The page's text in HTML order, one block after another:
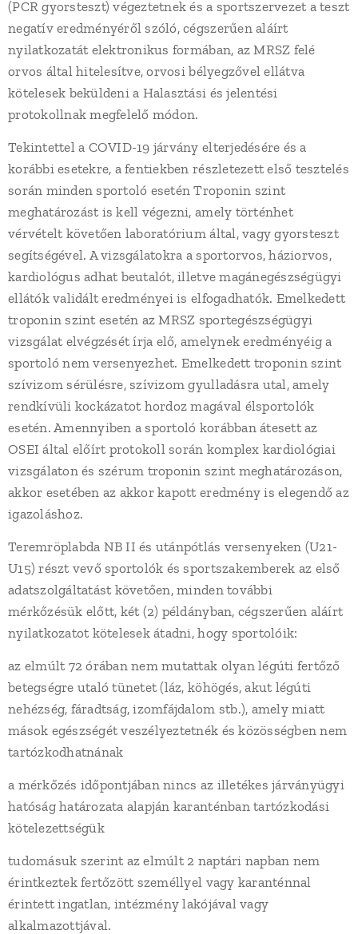
(PCR gyorsteszt) végeztetnek és a sportszervezet a teszt
negatív eredményéről szóló, cégszerűen aláírt
nyilatkozatát elektronikus formában, az MRSZ felé
orvos által hitelesítve, orvosi bélyegzővel ellátva
kötelesek beküldeni a Halasztási és jelentési
protokollnak megfelelő módon.
Tekintettel a COVID-19 járvány elterjedésére és a
korábbi esetekre, a fentiekben részletezett első tesztelés
során minden sportoló esetén Troponin szint
meghatározást is kell végezni, amely történhet
vérvételt követően laboratórium által, vagy gyorsteszt
segítségével. A vizsgálatokra a sportorvos, háziorvos,
kardiológus adhat beutalót, illetve magánegészségügyi
ellátók validált eredményei is elfogadhatók. Emelkedett
troponin szint esetén az MRSZ sportegészségügyi
vizsgálat elvégzését írja elő, amelynek eredményéig a
sportoló nem versenyezhet. Emelkedett troponin szint
szívizom sérülésre, szívizom gyulladásra utal, amely
rendkívüli kockázatot hordoz magával élsportolók
esetén. Amennyiben a sportoló korábban átesett az
OSEI által előírt protokoll során komplex kardiológiai
vizsgálaton és szérum troponin szint meghatározáson,
akkor esetében az akkor kapott eredmény is elegendő az
igazoláshoz.
Teremröplabda NB II és utánpótlás versenyeken (U21-
U15) részt vevő sportolók és sportszakemberek az első
adatszolgáltatást követően, minden további
mérkőzésük előtt, két (2) példányban, cégszerűen aláírt
nyilatkozatot kötelesek átadni, hogy sportolóik:
az elmúlt 72 órában nem mutattak olyan légúti fertőző
betegségre utaló tünetet (láz, köhögés, akut légúti
nehézség, fáradtság, izomfájdalom stb.), amely miatt
mások egészségét veszélyeztetnék és közösségben nem
tartózkodhatnának
a mérkőzés időpontjában nincs az illetékes járványügyi
hatóság határozata alapján karanténban tartózkodási
kötelezettségük
tudomásuk szerint az elmúlt 2 naptári napban nem
érintkeztek fertőzött személlyel vagy karanténnal
érintett ingatlan, intézmény lakójával vagy
alkalmazottjával.